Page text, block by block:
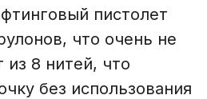
пистолет
что очень не
8 нитей, что
без использования